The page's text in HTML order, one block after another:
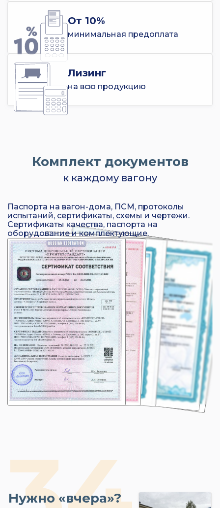
От 10%
минимальная предоплата
Лизинг
на всю продукцию
Комплект документов
к каждому вагону
Паспорта на вагон-дома, ПСМ, протоколы
испытаний, сертификаты, схемы и чертежи.
Сертификаты качества, паспорта на
оборудование и комплектующие.
Нужно «вчера»?